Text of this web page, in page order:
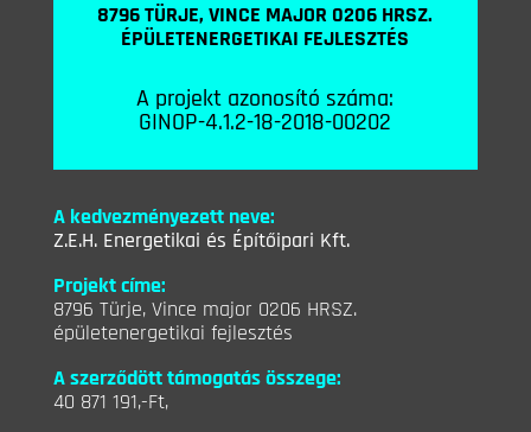
8796 TÜRJE, VINCE MAJOR 0206 HRSZ.
ÉPÜLETENERGETIKAI FEJLESZTÉS
A projekt azonosító száma:
GINOP-4.1.2-18-2018-00202
A kedvezményezett neve:
Z.E.H. Energetikai és Építőipari Kft.
Projekt címe:
8796 Türje, Vince major 0206 HRSZ.
épületenergetikai fejlesztés
A szerződött támogatás összege:
40 871 191,-Ft,